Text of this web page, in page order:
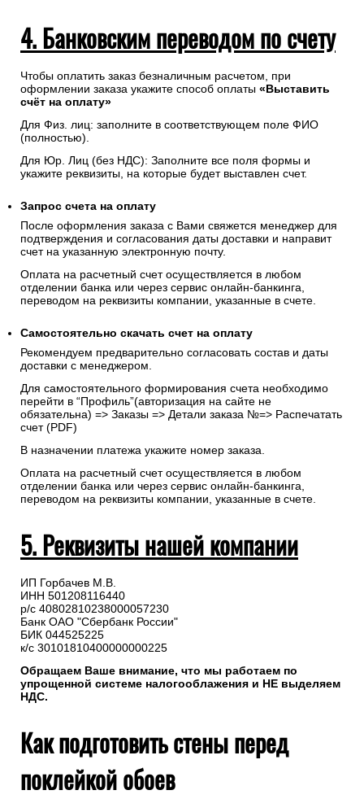
4. Банковским переводом по счету
Чтобы оплатить заказ безналичным расчетом, при
оформлении заказа укажите способ оплаты «Выставить
счёт на оплату»
Для Физ. лиц: заполните в соответствующем поле ФИО
(полностью).
Для Юр. Лиц (без НДС): Заполните все поля формы и
укажите реквизиты, на которые будет выставлен счет.
Запрос счета на оплату
После оформления заказа с Вами свяжется менеджер для
подтверждения и согласования даты доставки и направит
счет на указанную электронную почту.
Оплата на расчетный счет осуществляется в любом
отделении банка или через сервис онлайн-банкинга,
переводом на реквизиты компании, указанные в счете.
Самостоятельно скачать счет на оплату
Рекомендуем предварительно согласовать состав и даты
доставки с менеджером.
Для самостоятельного формирования счета необходимо
перейти в “Профиль”(авторизация на сайте не
обязательна) => Заказы => Детали заказа №=> Распечатать
счет (PDF)
В назначении платежа укажите номер заказа.
Оплата на расчетный счет осуществляется в любом
отделении банка или через сервис онлайн-банкинга,
переводом на реквизиты компании, указанные в счете.
5. Реквизиты нашей компании
ИП Горбачев М.В.
ИНН 501208116440
р/с 40802810238000057230
Банк ОАО "Сбербанк России"
БИК 044525225
к/с 30101810400000000225
Обращаем Ваше внимание, что мы работаем по
упрощенной системе налогооблажения и НЕ выделяем
НДС.
Как подготовить стены перед
поклейкой обоев